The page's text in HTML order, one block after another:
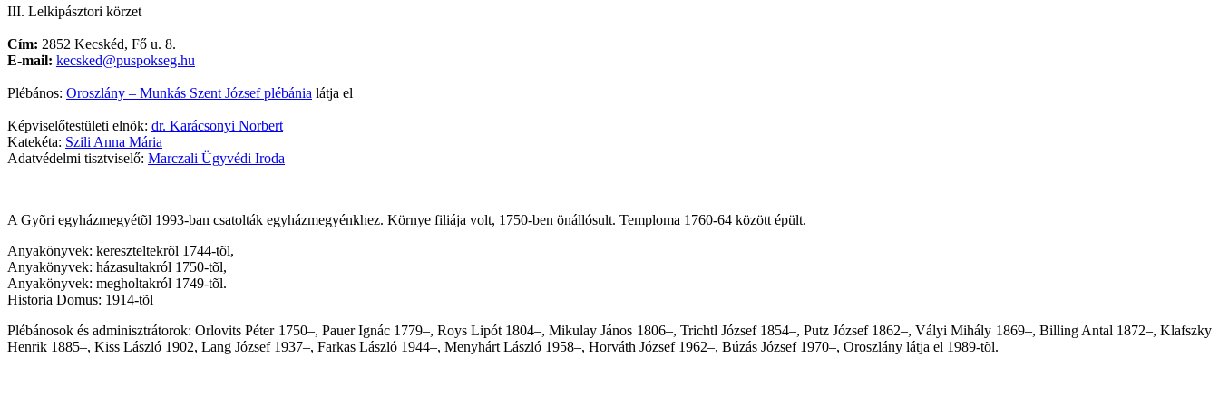
III. Lelkipásztori körzet
Cím: 2852 Kecskéd, Fő u. 8.
E-mail: kecsked@puspokseg.hu
Plébános: Oroszlány – Munkás Szent József plébánia látja el
Képviselőtestületi elnök: dr. Karácsonyi Norbert
Katekéta: Szili Anna Mária
Adatvédelmi tisztviselő: Marczali Ügyvédi Iroda
A Gyõri egyházmegyétõl 1993-ban csatolták egyházmegyénkhez. Környe filiája volt, 1750-ben önállósult. Temploma 1760-64 között épült.
Anyakönyvek: kereszteltekrõl 1744-tõl,
Anyakönyvek: házasultakról 1750-tõl,
Anyakönyvek: megholtakról 1749-tõl.
Historia Domus: 1914-tõl
Plébánosok és adminisztrátorok: Orlovits Péter 1750–, Pauer Ignác 1779–, Roys Lipót 1804–, Mikulay János 1806–, Trichtl József 1854–, Putz József 1862–, Vályi Mihály 1869–, Billing Antal 1872–, Klafszky
Henrik 1885–, Kiss László 1902, Lang József 1937–, Farkas László 1944–, Menyhárt László 1958–, Horváth József 1962–, Búzás József 1970–, Oroszlány látja el 1989-tõl.